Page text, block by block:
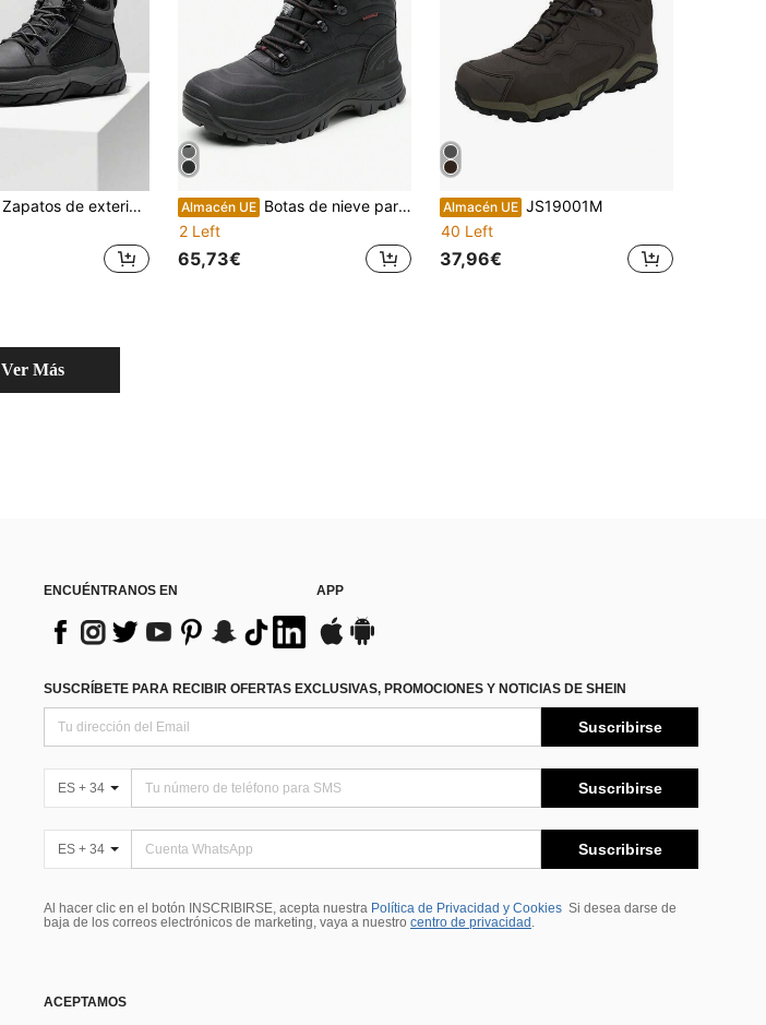
Zapatos de exterior para hombre, botas de trekking, botas de senderismo, montañismo, escalada, botas de senderismo, zapatos de senderismo
Almacén UE Botas de nieve para hombres
2 Left
65,73€
Almacén UE JS19001M
40 Left
37,96€
Ver Más
ENCUÉNTRANOS EN APP
SUSCRÍBETE PARA RECIBIR OFERTAS EXCLUSIVAS, PROMOCIONES Y NOTICIAS DE SHEIN
Suscribirse
ES + 34 Suscribirse
ES + 34 Suscribirse
Al hacer clic en el botón INSCRIBIRSE, acepta nuestra Política de Privacidad y Cookies Si desea darse de
baja de los correos electrónicos de marketing, vaya a nuestro centro de privacidad .
ACEPTAMOS